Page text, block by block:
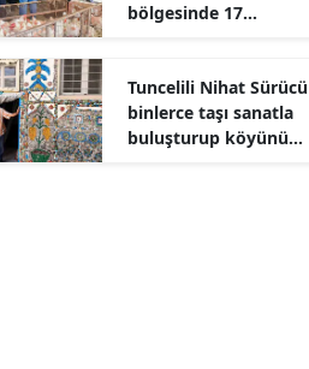
Diyarbakır
Elazığ
Erzincan
bölgesinde 17
Tuncelili Nihat Sürücü
binlerce taşı sanatla
buluşturup köyünü